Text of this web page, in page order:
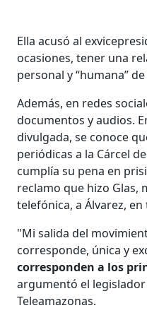
Ella acusó al
ocasiones, tener una
personal y “humana”
Además, en redes
documentos y audios.
divulgada, se conoce
periódicas a la Cárcel
cumplía su pena en
reclamo que hizo Glas,
telefónica, a Álvarez,
"Mi salida del
corresponde, única y
corresponden a los
argumentó el
Teleamazonas.